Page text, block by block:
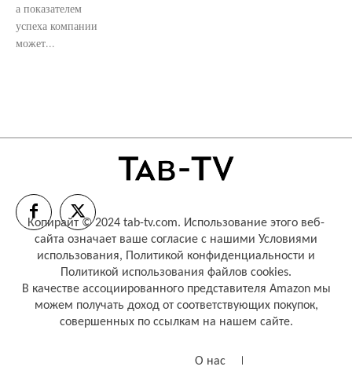
а показателем
успеха компании
может...
Копирайт © 2024 tab-tv.com. Использование этого веб-
сайта означает ваше согласие с нашими Условиями
использования, Политикой конфиденциальности и
Политикой использования файлов cookies.
В качестве ассоциированного представителя Amazon мы
можем получать доход от соответствующих покупок,
совершенных по ссылкам на нашем сайте.
О нас